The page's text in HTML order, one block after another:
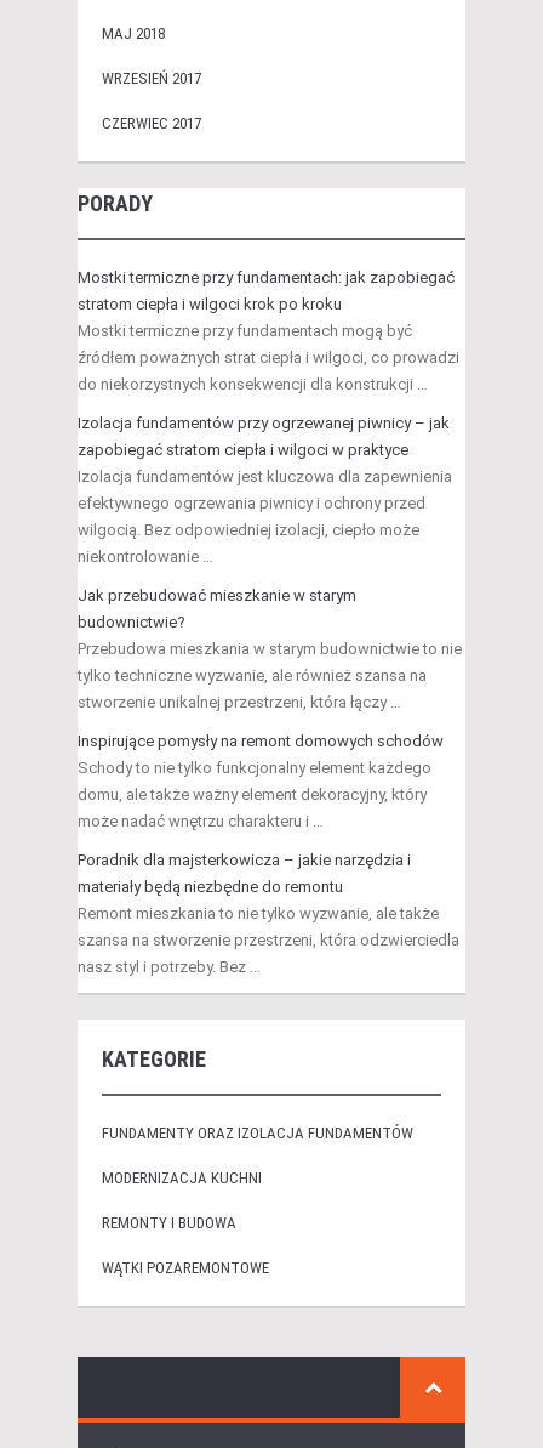
MAJ 2018
WRZESIEŃ 2017
CZERWIEC 2017
PORADY
Mostki termiczne przy fundamentach: jak zapobiegać
stratom ciepła i wilgoci krok po kroku
Mostki termiczne przy fundamentach mogą być
źródłem poważnych strat ciepła i wilgoci, co prowadzi
do niekorzystnych konsekwencji dla konstrukcji …
Izolacja fundamentów przy ogrzewanej piwnicy – jak
zapobiegać stratom ciepła i wilgoci w praktyce
Izolacja fundamentów jest kluczowa dla zapewnienia
efektywnego ogrzewania piwnicy i ochrony przed
wilgocią. Bez odpowiedniej izolacji, ciepło może
niekontrolowanie …
Jak przebudować mieszkanie w starym
budownictwie?
Przebudowa mieszkania w starym budownictwie to nie
tylko techniczne wyzwanie, ale również szansa na
stworzenie unikalnej przestrzeni, która łączy …
Inspirujące pomysły na remont domowych schodów
Schody to nie tylko funkcjonalny element każdego
domu, ale także ważny element dekoracyjny, który
może nadać wnętrzu charakteru i …
Poradnik dla majsterkowicza – jakie narzędzia i
materiały będą niezbędne do remontu
Remont mieszkania to nie tylko wyzwanie, ale także
szansa na stworzenie przestrzeni, która odzwierciedla
nasz styl i potrzeby. Bez …
KATEGORIE
FUNDAMENTY ORAZ IZOLACJA FUNDAMENTÓW
MODERNIZACJA KUCHNI
REMONTY I BUDOWA
WĄTKI POZAREMONTOWE